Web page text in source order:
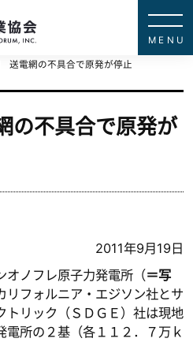
送電網の不具合で原発が停止
不具合で原発が
2011年9月19日
オノフレ原子力発電所（＝写
リフォルニア・エジソン社とサ
トリック（ＳＤＧＥ）社は現地
電所の２基（各１１２．７万ｋ